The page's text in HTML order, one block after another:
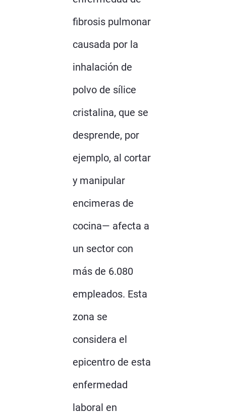
fibrosis pulmonar
causada por la
inhalación de
polvo de sílice
cristalina, que se
desprende, por
ejemplo, al cortar
y manipular
encimeras de
cocina— afecta a
un sector con
más de 6.080
empleados. Esta
zona se
considera el
epicentro de esta
enfermedad
laboral en